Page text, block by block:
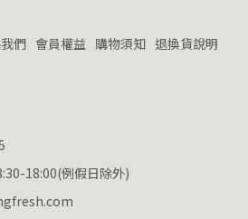
們 會員權益 購物須知 退換貨說明
18:00(例假日除外)